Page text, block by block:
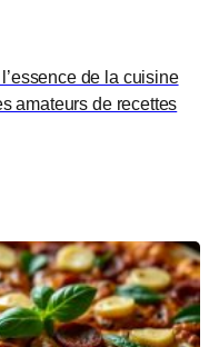
de la cuisine
amateurs de recettes